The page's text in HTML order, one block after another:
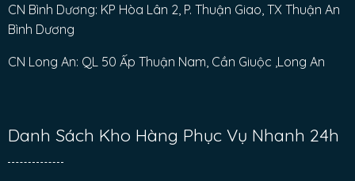
CN Bình Dương: KP Hòa Lân 2, P. Thuận Giao, TX Thuận An
Bình Dương
CN Long An: QL 50 Ấp Thuận Nam, Cần Giuộc ,Long An
Danh Sách Kho Hàng Phục Vụ Nhanh 24h